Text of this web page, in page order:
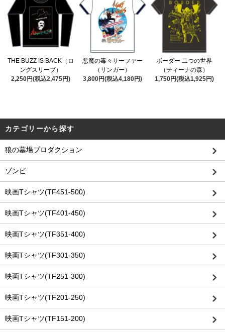
THE BUZZ IS BACK（ロ
ングスリーブ）
2,250円(税込2,475円)
悪魔の毒々サーファー
（リンガー）
3,800円(税込4,180円)
ボーダー 二つの世界
（ティーナの森）
1,750円(税込1,925円)
カテゴリーから探す
狼の墓場プロダクション
ゾンビ
映画Tシャツ(TF451-500)
映画Tシャツ(TF401-450)
映画Tシャツ(TF351-400)
映画Tシャツ(TF301-350)
映画Tシャツ(TF251-300)
映画Tシャツ(TF201-250)
映画Tシャツ(TF151-200)